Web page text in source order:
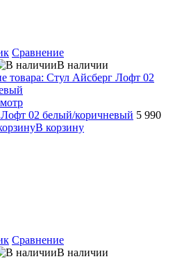
Сравнение
В наличии
02 белый/коричневый 5 990
В корзину
Сравнение
В наличии